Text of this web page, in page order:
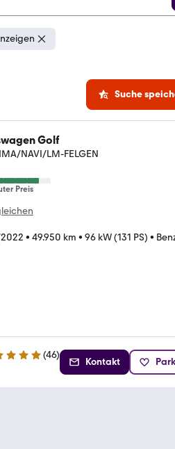
Suche
Golf
NAVI/LM-FELGEN
Preis
• 49.950 km • 96 kW (131 PS) •
(46)
Kontakt